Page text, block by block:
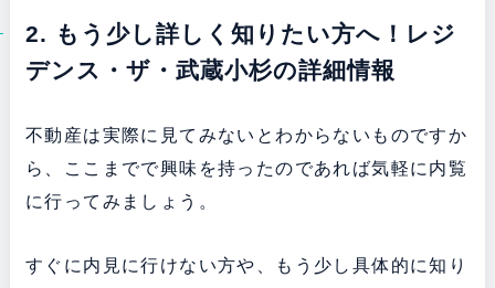
2. もう少し詳しく知りたい方へ！レジ
デンス・ザ・武蔵小杉の詳細情報
不動産は実際に見てみないとわからないものですか
ら、ここまでで興味を持ったのであれば気軽に内覧
に行ってみましょう。
すぐに内見に行けない方や、もう少し具体的に知り